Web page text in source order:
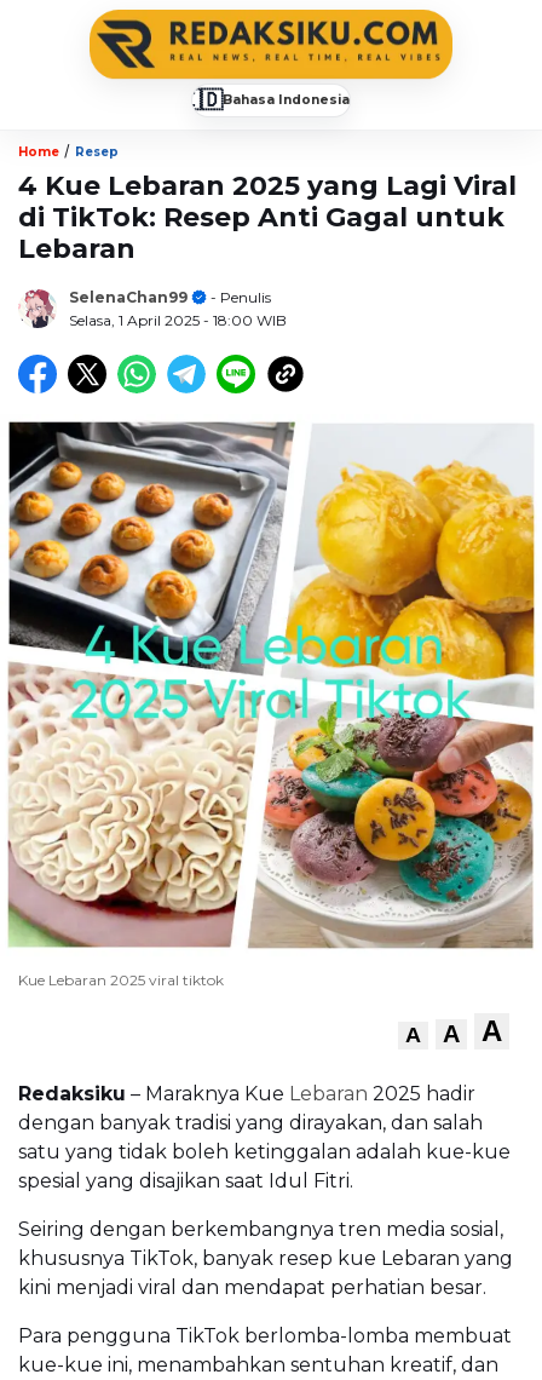
🇮🇩Bahasa Indonesia
Home / Resep
4 Kue Lebaran 2025 yang Lagi Viral
di TikTok: Resep Anti Gagal untuk
Lebaran
SelenaChan99
- Penulis
Selasa, 1 April 2025 - 18:00 WIB
Kue Lebaran 2025 viral tiktok
A A A
Redaksiku – Maraknya Kue Lebaran 2025 hadir
dengan banyak tradisi yang dirayakan, dan salah
satu yang tidak boleh ketinggalan adalah kue-kue
spesial yang disajikan saat Idul Fitri.
Seiring dengan berkembangnya tren media sosial,
khususnya TikTok, banyak resep kue Lebaran yang
kini menjadi viral dan mendapat perhatian besar.
Para pengguna TikTok berlomba-lomba membuat
kue-kue ini, menambahkan sentuhan kreatif, dan